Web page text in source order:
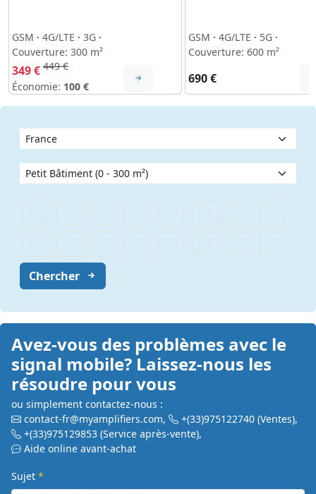
GSM · 4G/LTE · 3G ·
Couverture: 300 m²
349 € 449 €
Économie: 100 €
GSM · 4G/LTE · 5G ·
Couverture: 600 m²
690 €
Chercher
Avez-vous des problèmes avec le
signal mobile? Laissez-nous les
résoudre pour vous
ou simplement contactez-nous :
contact-fr@myamplifiers.com, +(33)975122740 (Ventes),
+(33)975129853 (Service après-vente),
Aide online avant-achat
Sujet *